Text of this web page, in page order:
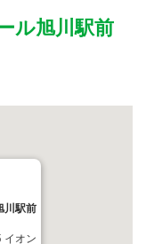
ル旭川駅前
川駅前
イオン